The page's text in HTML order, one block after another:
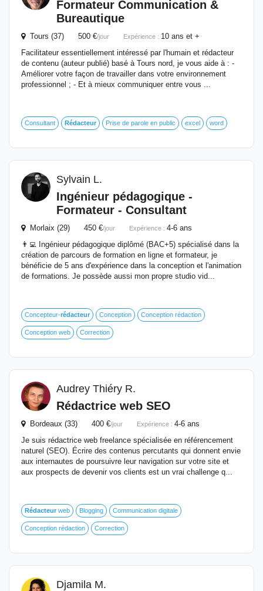
Formateur Communication &
Bureautique
Tours (37) 500 €/jour Expérience : 10 ans et +
Facilitateur essentiellement intéressé par l'humain et rédacteur
de contenu (auteur publié) basé à Tours nord, je vous aide à : -
Améliorer votre façon de travailler dans votre environnement
professionnel ; - Et à mieux communiquer entre vous ...
Consultant Rédacteur Prise de parole en public excel word
Sylvain L.
Ingénieur pédagogique -
Formateur - Consultant
Morlaix (29) 450 €/jour Expérience : 4-6 ans
👨‍💻 Ingénieur pédagogique diplômé (BAC+5) spécialisé dans la
création de parcours de formation en ligne et formateur, je
bénéficie de 5 ans d'expérience dans la conception et l'animation
de formations. Je possède aussi mon propre studio vid...
Concepteur-rédacteur Conception Conception rédaction
Conception web Correction
Audrey Thiéry R.
Rédactrice web SEO
Bordeaux (33) 400 €/jour Expérience : 4-6 ans
Je suis rédactrice web freelance spécialisée en référencement
naturel (SEO). Écrire des contenus percutants qui donnent envie
aux internautes de poursuivre leur navigation sur votre site et
aux prospects de devenir vos clients est un vrai challenge q...
Rédacteur web Blogging Communication digitale
Conception rédaction Correction
Djamila M.